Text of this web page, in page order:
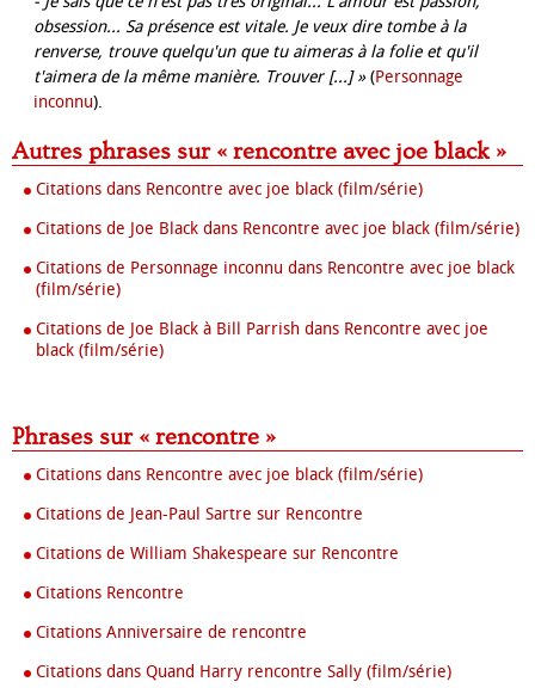
obsession... Sa présence est vitale. Je veux dire tombe à la
renverse, trouve quelqu'un que tu aimeras à la folie et qu'il
t'aimera de la même manière. Trouver [...] »(Personnage
inconnu).
Autres phrases sur « rencontre avec joe black »
Citations dans Rencontre avec joe black (film/série)
Citations de Joe Black dans Rencontre avec joe black (film/série)
Citations de Personnage inconnu dans Rencontre avec joe black
(film/série)
Citations de Joe Black à Bill Parrish dans Rencontre avec joe
black (film/série)
Phrases sur « rencontre »
Citations dans Rencontre avec joe black (film/série)
Citations de Jean-Paul Sartre sur Rencontre
Citations de William Shakespeare sur Rencontre
Citations Rencontre
Citations Anniversaire de rencontre
Citations dans Quand Harry rencontre Sally (film/série)